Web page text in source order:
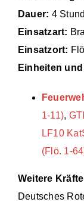
Technik
Dauer: 4
Einsatzart:
Einsatzort:
Einheiten
1-11),
LF10
(Flö. 1-
Weitere
Deutsches